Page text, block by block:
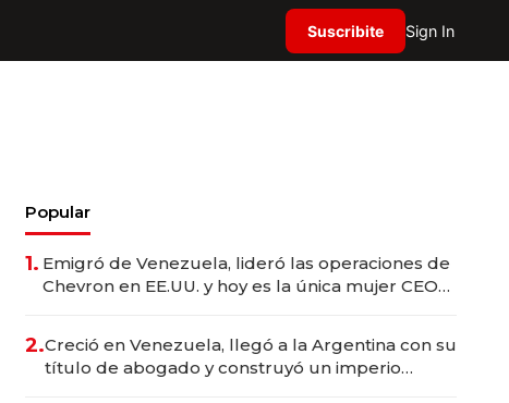
Suscribite Sign In
Popular
1. Emigró de Venezuela, lideró las operaciones de
Chevron en EE.UU. y hoy es la única mujer CEO
2.Creció en Venezuela, llegó a la Argentina con su
título de abogado y construyó un imperio